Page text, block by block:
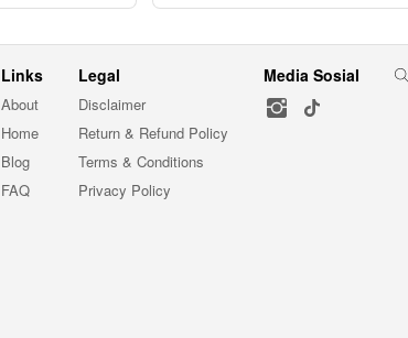
Links
About
Home
Blog
FAQ
Legal
Disclaimer
Return & Refund Policy
Terms & Conditions
Privacy Policy
Media Sosial